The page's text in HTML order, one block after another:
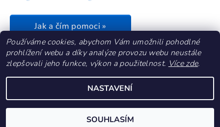
Používáme cookies, abychom Vám umožnili pohodlné
prohlížení webu a díky analýze provozu webu neustále
zlepšovali jeho funkce, výkon a použitelnost. Více zde.
NASTAVENÍ
SOUHLASÍM
Jak a čím pomoci »